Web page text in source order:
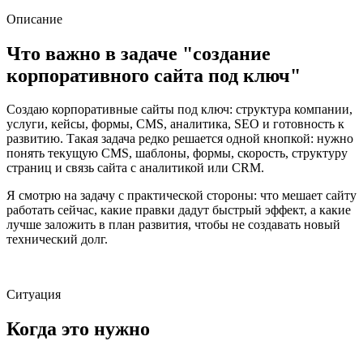
Описание
Что важно в задаче "создание
корпоративного сайта под ключ"
Создаю корпоративные сайты под ключ: структура компании,
услуги, кейсы, формы, CMS, аналитика, SEO и готовность к
развитию. Такая задача редко решается одной кнопкой: нужно
понять текущую CMS, шаблоны, формы, скорость, структуру
страниц и связь сайта с аналитикой или CRM.
Я смотрю на задачу с практической стороны: что мешает сайту
работать сейчас, какие правки дадут быстрый эффект, а какие
лучше заложить в план развития, чтобы не создавать новый
технический долг.
Ситуация
Когда это нужно